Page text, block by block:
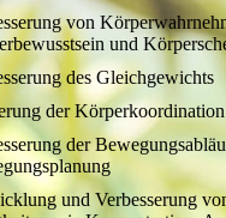
von
und
des Gleichgewichts
der Körperkoordination
der
und Verbesserung